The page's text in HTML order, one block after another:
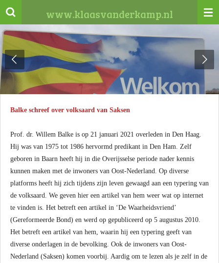
Ga
naar
hoofdinhoud
www.klaasvanderkamp.nl
Balke schreef over volksaard van Saksen
Prof. dr. Willem Balke is op 21 januari 2021 overleden in Den Haag.
Hij was van 1975 tot 1986 hervormd predikant in Den Ham. Zelf
geboren in Baarn heeft hij in die Overijsselse periode nader kennis
kunnen maken met de inwoners van Oost-Nederland. Op diverse
platforms heeft hij zich tijdens zijn leven gewaagd aan een typering van
de volksaard. We geven hier een artikel van hem weer wat op internet
te vinden is. Het betreft een artikel in ‘De Waarheidsvriend’
(Gereformeerde Bond) en werd op gepubliceerd op 5 augustus 2010.
Het betreft een artikel van hem, waarin hij een typering geeft van
diverse onderlagen in de bevolking. Ook de inwoners van Oost-
Nederland (Saksen) komen voorbij. Aardig om te lezen als je zelf in de